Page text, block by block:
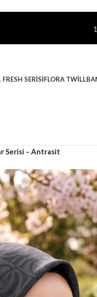
SERISIFLORA TWILL
Serisi – Antrasit